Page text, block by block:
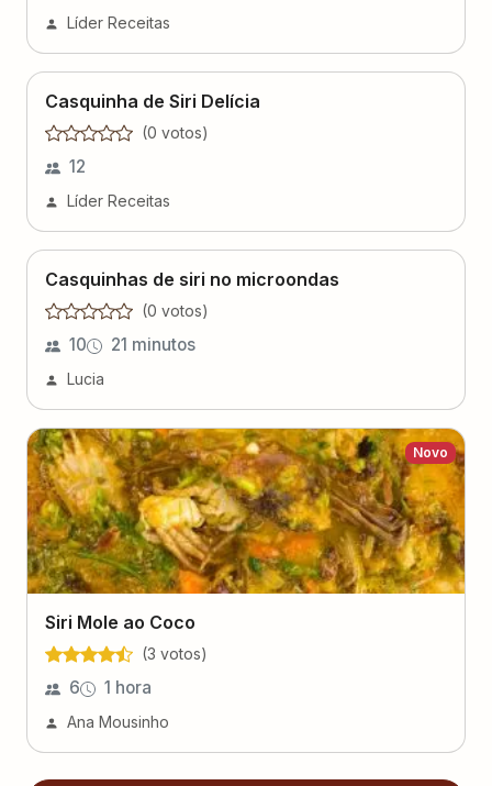
Líder Receitas
Casquinha de Siri Delícia
(0 votos)
12
Líder Receitas
Casquinhas de siri no microondas
(0 votos)
10 21 minutos
Lucia
Novo
Siri Mole ao Coco
(3 votos)
6 1 hora
Ana Mousinho